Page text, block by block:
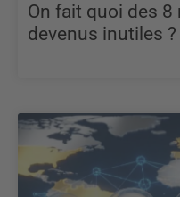
On fait quoi des 8
devenus inutiles ?